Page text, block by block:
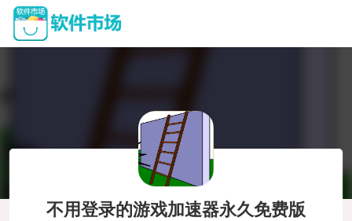
不用登录的游戏加速器永久免费版